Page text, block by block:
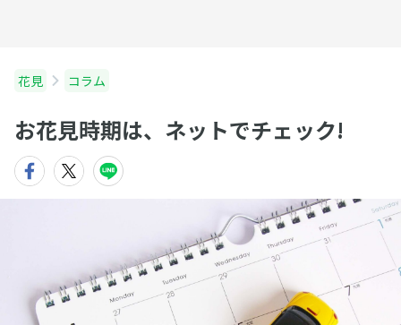
花見 コラム
お花見時期は、ネットでチェック!